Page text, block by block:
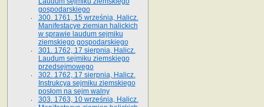
gospodarskiego
300. 1761, 15 września, Halicz.
Manifestacye ziemian halickich
w sprawie laudum sejmiku
ziemskiego gospodarskiego
301. 1762, 17 sierpnia, Halicz.
Laudum sejmiku ziemskiego
przedsejmowego
302. 1762, 17 sierpnia, Halicz.
Instrukcya sejmiku ziemskiego
posłom na sejm walny
303. 1763, 10 września, Halicz.